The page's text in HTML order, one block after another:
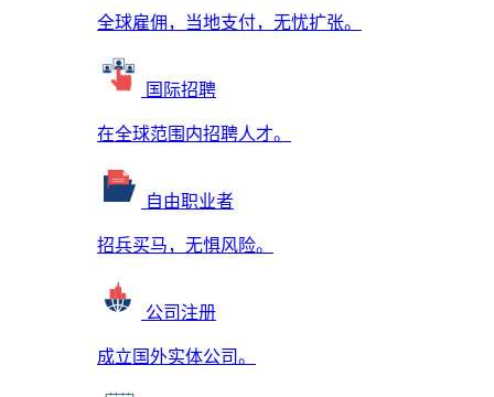
全球雇佣，当地支付，无忧扩张。
国际招聘
在全球范围内招聘人才。
自由职业者
招兵买马，无惧风险。
公司注册
成立国外实体公司。